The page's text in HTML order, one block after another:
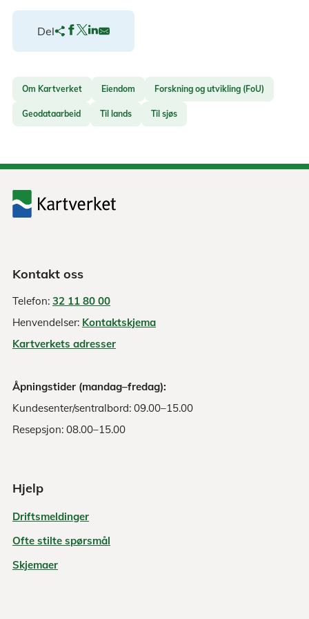
Del
Om Kartverket Eiendom Forskning og utvikling (FoU)
Geodataarbeid Til lands Til sjøs
Kontakt oss
Telefon: 32 11 80 00
Henvendelser: Kontaktskjema
Kartverkets adresser
Åpningstider (mandag–fredag):
Kundesenter/sentralbord: 09.00–15.00
Resepsjon: 08.00–15.00
Hjelp
Driftsmeldinger
Ofte stilte spørsmål
Skjemaer